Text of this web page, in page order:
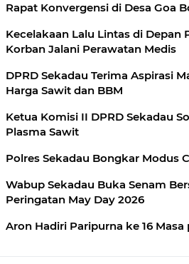
Rapat Konvergensi di Desa Goa
Kecelakaan Lalu Lintas di Depan
Korban Jalani Perawatan Medis
DPRD Sekadau Terima Aspirasi
Harga Sawit dan BBM
Ketua Komisi II DPRD Sekadau
Plasma Sawit
Polres Sekadau Bongkar Modus
Wabup Sekadau Buka Senam
Peringatan May Day 2026
Aron Hadiri Paripurna ke 16